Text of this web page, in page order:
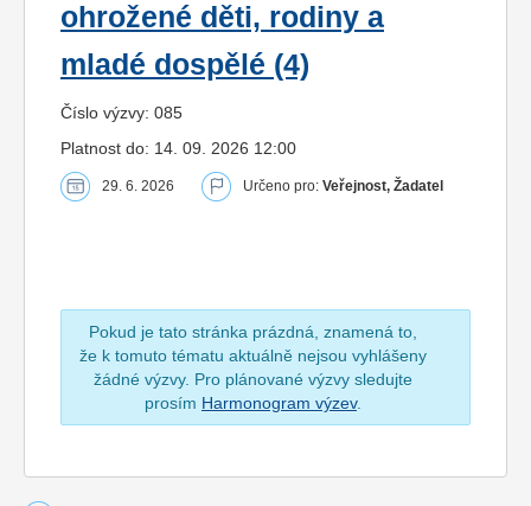
ohrožené děti, rodiny a
mladé dospělé (4)
Číslo výzvy: 085
Platnost do: 14. 09. 2026 12:00
29. 6. 2026 Určeno pro: Veřejnost, Žadatel
Pokud je tato stránka prázdná, znamená to,
že k tomuto tématu aktuálně nejsou vyhlášeny
žádné výzvy. Pro plánované výzvy sledujte
prosím Harmonogram výzev.